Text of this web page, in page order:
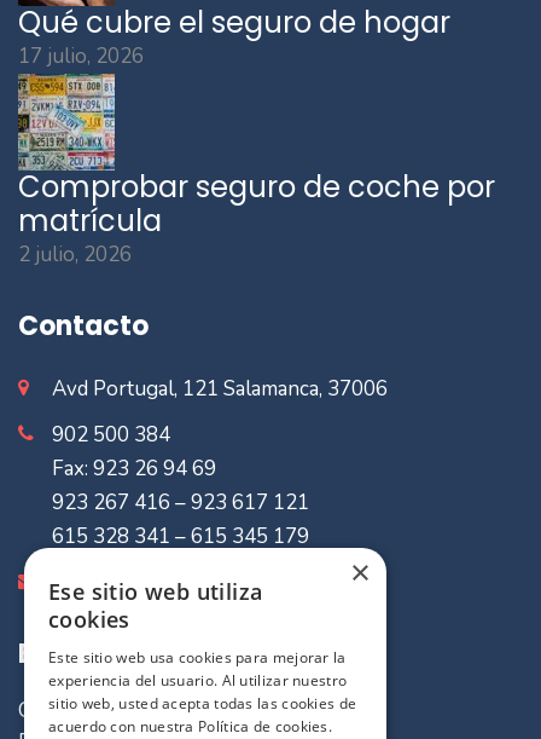
Qué cubre el seguro de hogar
17 julio, 2026
Comprobar seguro de coche por
matrícula
2 julio, 2026
Contacto
Avd Portugal, 121 Salamanca, 37006
902 500 384
Fax: 923 26 94 69
923 267 416 – 923 617 121
615 328 341 – 615 345 179
info@mvaseguradores.com
Enlaces de Interes
Quiénes somos
×
Ese sitio web utiliza
cookies
Este sitio web usa cookies para mejorar la
experiencia del usuario. Al utilizar nuestro
sitio web, usted acepta todas las cookies de
acuerdo con nuestra Política de cookies.